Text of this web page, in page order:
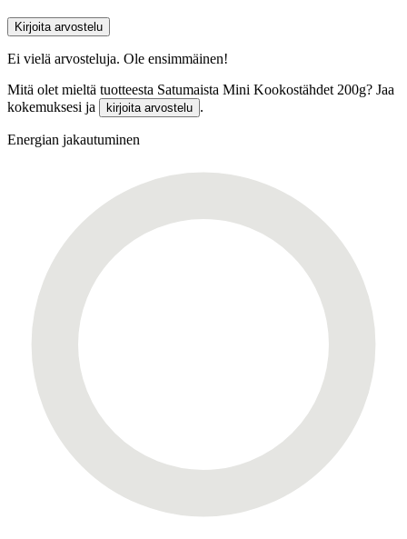
Kirjoita arvostelu
Ei vielä arvosteluja. Ole ensimmäinen!
Mitä olet mieltä tuotteesta Satumaista Mini Kookostähdet 200g? Jaa
kokemuksesi ja
kirjoita arvostelu .
Energian jakautuminen